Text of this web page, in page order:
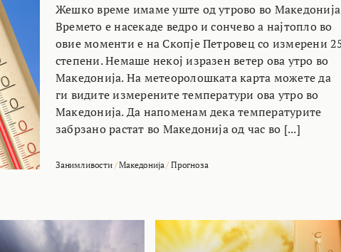
Жешко време имаме уште од утрово во
Времето е насекаде ведро и сончево а најтопло во
овие моменти е на Скопје Петровец со измерени
степени. Немаше некој изразен ветер ова утро во
Македонија. На метеоролошката карта можете да
ги видите измерените температури ова утро во
Македонија. Да напоменам дека температурите
забрзано растат во Македонија од час во [...]
Занимливости/Македонија /Прогноза